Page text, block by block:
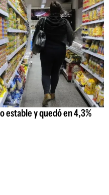
estable y quedó en 4,3%